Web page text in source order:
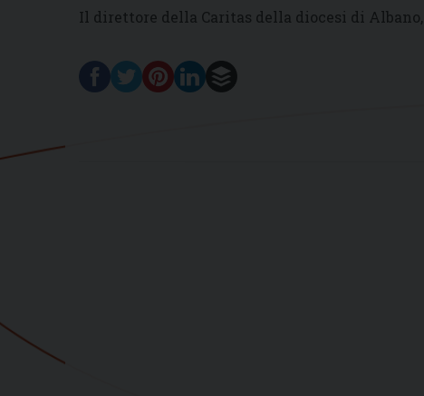
Il direttore della Caritas della diocesi di Albano,